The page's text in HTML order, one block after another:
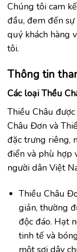
Chúng tôi cam
đầu, đem đến
quý khách hàng
tôi.
Thông tin
Các loại Thều
Thiều Châu
Châu Đơn và
đặc trưng riêng,
điển và phù hợp
người dân Việt
Thiều Châu
giản, thường
độc đáo. Hạt
tinh tế và
một sợi dây